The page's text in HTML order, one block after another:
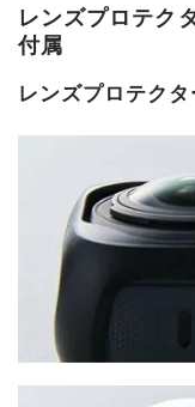
レンズプロテク
付属
レンズプロテクタ